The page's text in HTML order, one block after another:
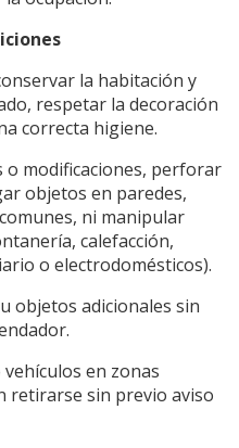
la habitación y
respetar la decoración
correcta higiene.
modificaciones, perforar
objetos en paredes,
ni manipular
calefacción,
o electrodomésticos).
objetos adicionales sin
en zonas
retirarse sin previo aviso